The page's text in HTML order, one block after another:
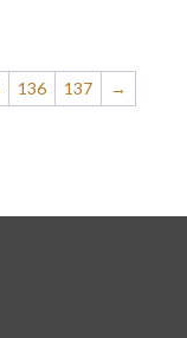
136 137 →